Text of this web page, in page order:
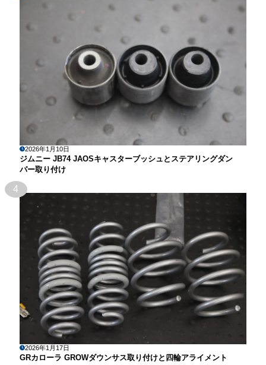
2026年1月10日
ジムニー JB74 JAOSキャスターブッシュとステアリングダン
パー取り付け
4
2026年1月17日
GRカローラ GROWダウンサス取り付けと四輪アライメント